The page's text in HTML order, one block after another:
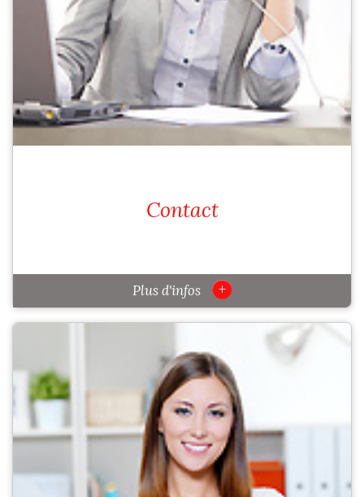
Contact
Plus d'infos +